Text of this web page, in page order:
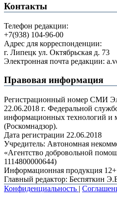
Контакты
Телефон редакции:
+7(938) 104-96-00
Адрес для корреспонденции:
г. Липецк ул. Октябрьская д. 73
Электронная почта редакции:
Правовая информация
Регистрационный номер СМИ
22.06.2018 г. Федеральной
информационных технологий и
(Роскомнадзор).
Дата регистрации 22.06.2018
Учредитель: Автономная
«Агентство добровольной
1114800000644)
Информационная продукция 12+
Главный редактор: Беспяткин
Конфиденциальность |